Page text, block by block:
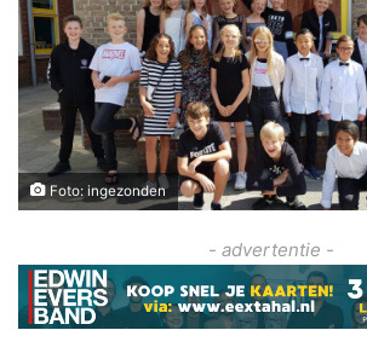
Foto: ingezonden
- advertentie -